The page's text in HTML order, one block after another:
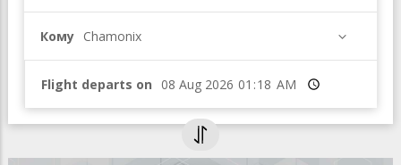
Кому Chamonix
Flight departs on Время